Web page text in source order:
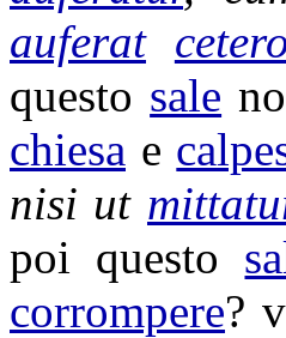
auferat
questo sale
chiesa e
nisi ut
poi questo
corrompere?